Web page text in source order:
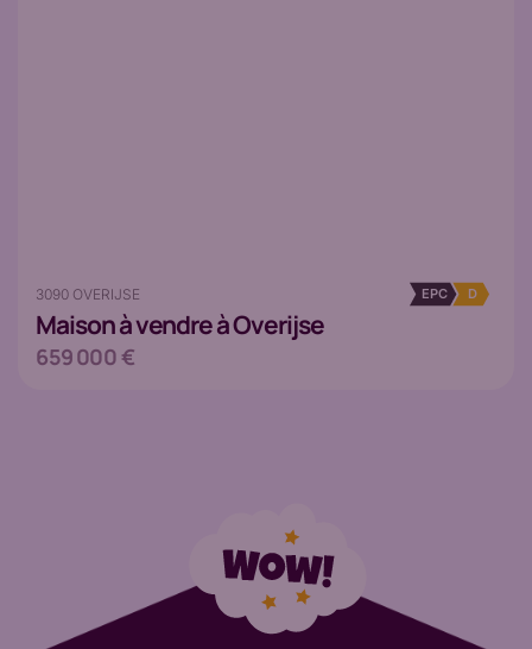
3090 OVERIJSE
Maisonà vendre à Overijse
EPC D
659 000 €